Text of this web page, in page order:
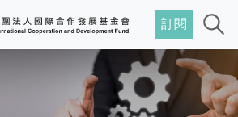
訂閱